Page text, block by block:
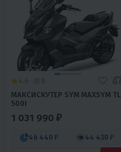
МАКСИСКУТЕР SYM MAXSYM TL
500I
1 031 990 ₽
46 440 ₽ 44 430 ₽